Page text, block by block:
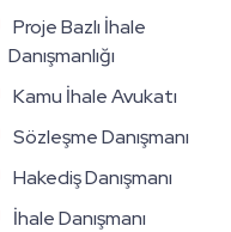
Proje Bazlı İhale
Danışmanlığı
Kamu İhale Avukatı
Sözleşme Danışmanı
Hakediş Danışmanı
İhale Danışmanı